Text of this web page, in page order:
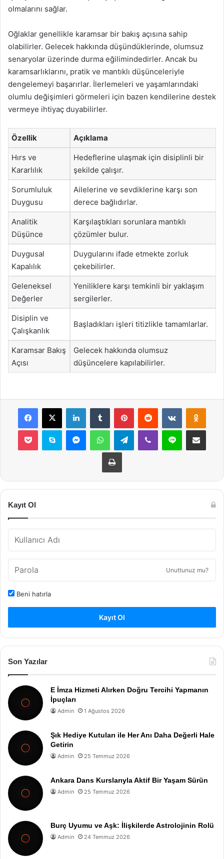
olmalarını sağlar.
Oğlaklar genellikle karamsar bir bakış açısına sahip
olabilirler. Gelecek hakkında düşündüklerinde, olumsuz
senaryolar üzerinde durma eğilimindedirler. Ancak bu
karamsarlıklarını, pratik ve mantıklı düşünceleriyle
dengelemeyi başarırlar. İlerlemeleri ve yaşamlarındaki
olumlu değişimleri görmeleri için bazen kendilerine destek
vermeye ihtiyaç duyabilirler.
Özellik Açıklama
Hırs ve
Kararlılık
Hedeflerine ulaşmak için disiplinli bir
şekilde çalışır.
Sorumluluk
Duygusu
Ailelerine ve sevdiklerine karşı son
derece bağlıdırlar.
Analitik
Düşünce
Karşılaştıkları sorunlara mantıklı
çözümler bulur.
Duygusal
Kapalılık
Duygularını ifade etmekte zorluk
çekebilirler.
Geleneksel
Değerler
Yeniliklere karşı temkinli bir yaklaşım
sergilerler.
Disiplin ve
Çalışkanlık
Başladıkları işleri titizlikle tamamlarlar.
Karamsar Bakış
Açısı
Gelecek hakkında olumsuz
düşüncelere kapılabilirler.
Facebook
X LinkedInTumblr PinterestReddit VKontakte
Pocket Skype MessengerWhatsAppTelegramViber Line E-Posta ile
Yazdır
Kayıt Ol
Unuttunuz mu?
Beni hatırla
Kayıt Ol
Son Yazılar
E İmza Hizmeti Alırken Doğru Tercihi Yapmanın
İpuçları
Admin 1 Ağustos 2026
Şık Hediye Kutuları ile Her Anı Daha Değerli Hale
Getirin
Admin 25 Temmuz 2026
Ankara Dans Kurslarıyla Aktif Bir Yaşam Sürün
Admin 25 Temmuz 2026
Burç Uyumu ve Aşk: İlişkilerde Astrolojinin Rolü
Admin 24 Temmuz 2026